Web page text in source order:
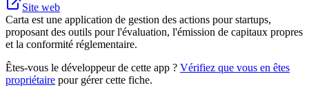
Site web
Carta est une application de gestion des actions pour startups,
proposant des outils pour l'évaluation, l'émission de capitaux propres
et la conformité réglementaire.
Êtes-vous le développeur de cette app ? Vérifiez que vous en êtes
propriétaire pour gérer cette fiche.